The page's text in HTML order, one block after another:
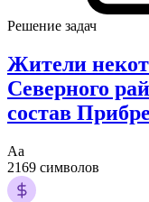
Решение задач
Жители
Северного
состав
Аа
2169 символов